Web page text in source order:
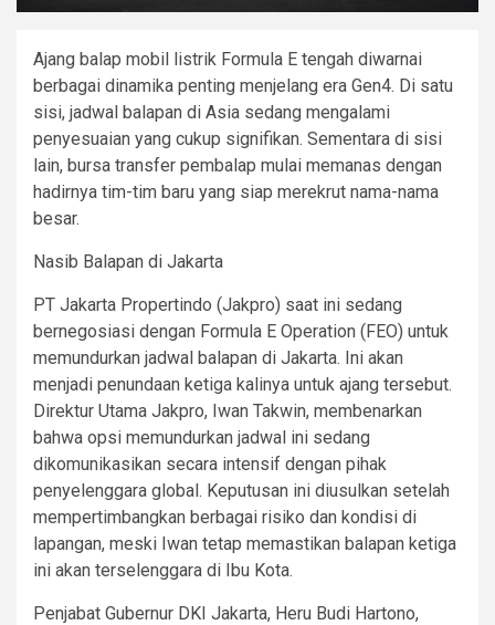
Ajang balap mobil listrik Formula E tengah diwarnai
berbagai dinamika penting menjelang era Gen4. Di satu
sisi, jadwal balapan di Asia sedang mengalami
penyesuaian yang cukup signifikan. Sementara di sisi
lain, bursa transfer pembalap mulai memanas dengan
hadirnya tim-tim baru yang siap merekrut nama-nama
besar.
Nasib Balapan di Jakarta
PT Jakarta Propertindo (Jakpro) saat ini sedang
bernegosiasi dengan Formula E Operation (FEO) untuk
memundurkan jadwal balapan di Jakarta. Ini akan
menjadi penundaan ketiga kalinya untuk ajang tersebut.
Direktur Utama Jakpro, Iwan Takwin, membenarkan
bahwa opsi memundurkan jadwal ini sedang
dikomunikasikan secara intensif dengan pihak
penyelenggara global. Keputusan ini diusulkan setelah
mempertimbangkan berbagai risiko dan kondisi di
lapangan, meski Iwan tetap memastikan balapan ketiga
ini akan terselenggara di Ibu Kota.
Penjabat Gubernur DKI Jakarta, Heru Budi Hartono,